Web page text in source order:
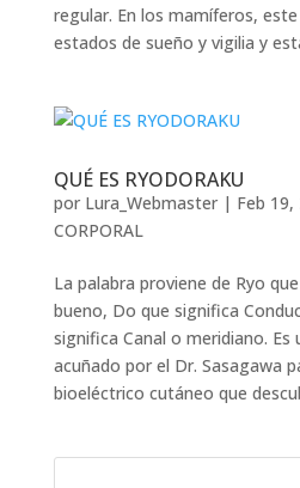
regular. En los mamíferos,
estados de sueño y vigilia y
QUÉ ES RYODORAKU
por Lura_Webmaster| Feb 19,
CORPORAL
La palabra proviene de Ryo
bueno, Do que significa
significa Canal o meridiano.
acuñado por el Dr. Sasagawa
bioeléctrico cutáneo que